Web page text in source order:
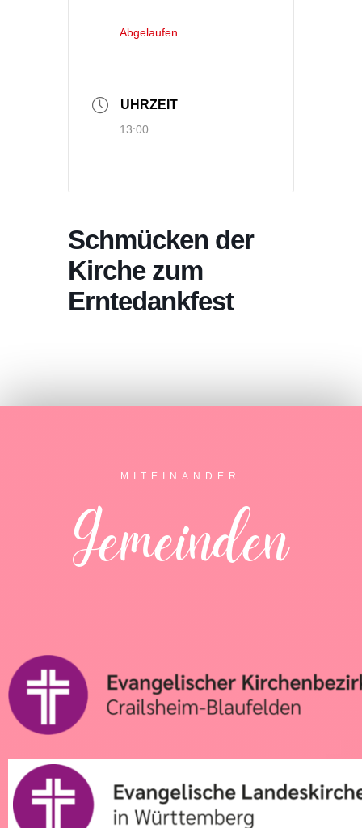
Abgelaufen
UHRZEIT
13:00
Schmücken der
Kirche zum
Erntedankfest
MITEINANDER
Gemeinden